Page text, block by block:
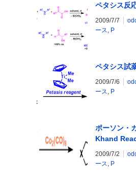
ペタシス反
2009/7/7
ース, P
ペタシス試
2009/7/6
ース, P
ポーソン・
Khand
2009/7/2
ース, P